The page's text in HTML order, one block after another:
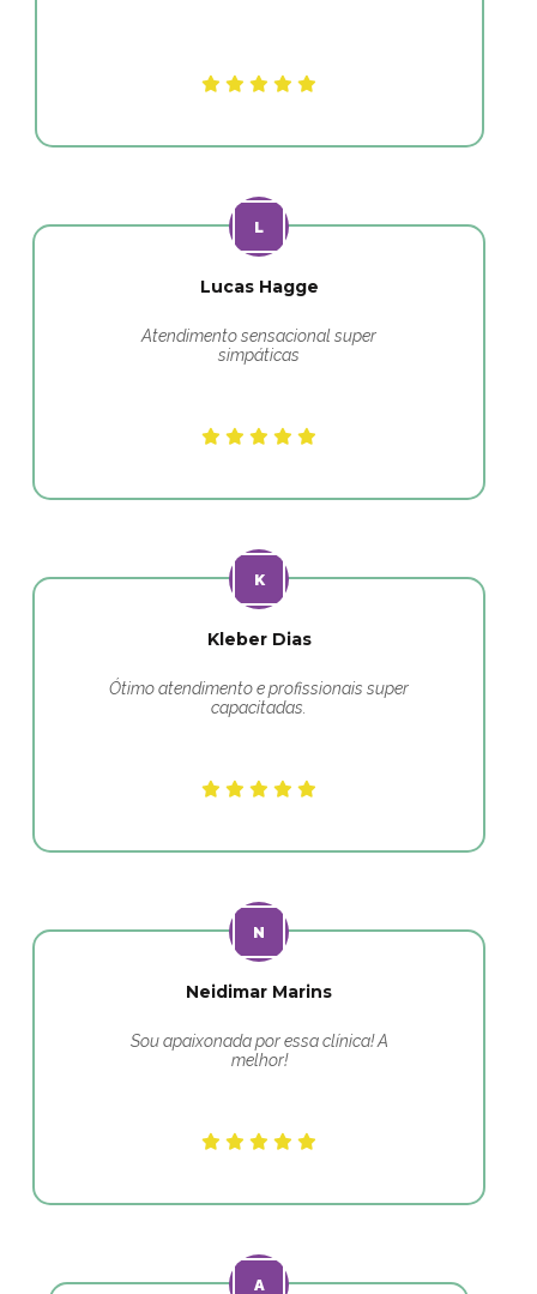
Lucas Hagge
Atendimento sensacional super
simpáticas
Kleber Dias
Ótimo atendimento e profissionais super
capacitadas.
Neidimar Marins
Sou apaixonada por essa clínica! A
melhor!